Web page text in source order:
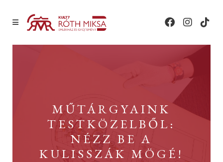
MŰTÁRGYAINK
TESTKÖZELBŐL:
NÉZZ BE A
KULISSZÁK MÖGÉ!